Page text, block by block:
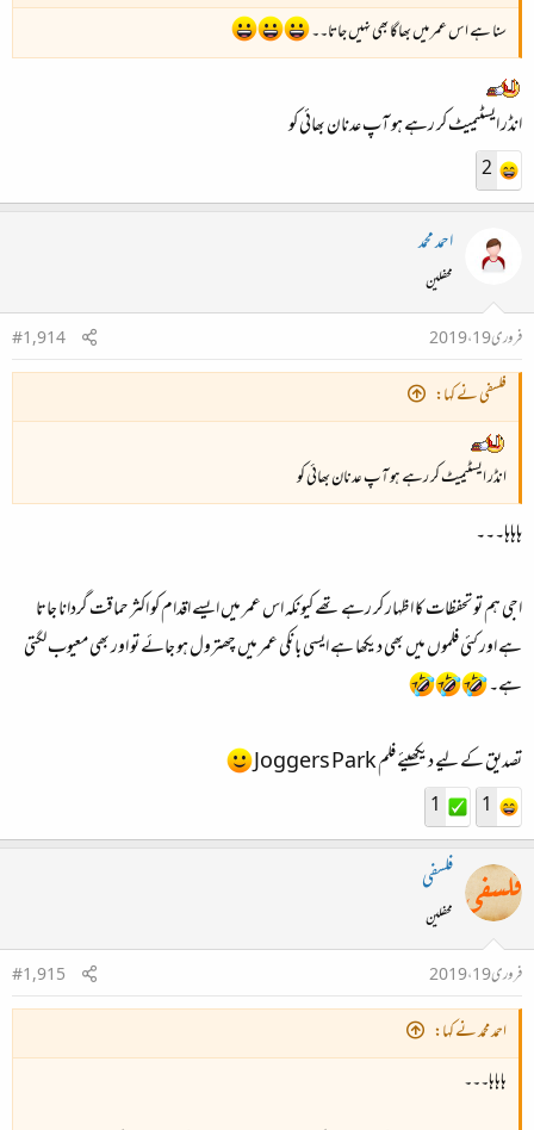
سنا ہے اس عمر میں بھاگا بھی نہیں جاتا۔۔
انڈر ایسٹیمیٹ کر رہے ہو آپ عدنان بھائی کو
2
احمد محمد
محفلین
فروری 19، 2019
#1,914
فلسفی نے کہا:
انڈر ایسٹیمیٹ کر رہے ہو آپ عدنان بھائی کو
ہاہاہا۔۔۔
اجی ہم تو تحفظات کا اظہار کر رہے تھے کیونکہ اس عمر میں ایسے اقدام کو اکثر حماقت گردانا جاتا
ہے اور کئی فلموں میں بھی دیکھا ہے ایسی بانکی عمر میں چھترول ہو جائے تو اور بھی معیوب لگتی
ہے۔
تصدیق کے لیے دیکھیئے فلم Joggers Park
1
1
فلسفی
محفلین
فروری 19، 2019
#1,915
احمد محمد نے کہا:
ہاہاہا۔۔۔